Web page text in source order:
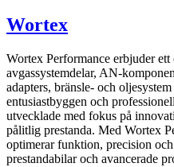
Wortex
Wortex Performance erbjuder
avgassystemdelar, AN-
adapters, bränsle- och
entusiastbyggen och
utvecklade med fokus på
pålitlig prestanda. Med Wortex
optimerar funktion, precision
prestandabilar och avancerade